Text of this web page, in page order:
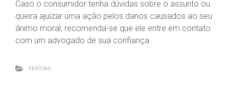
Caso o consumidor tenha dúvidas sobre o assunto ou
queira ajuizar uma ação pelos danos causados ao seu
ânimo moral, recomenda-se que ele entre em contato
com um advogado de sua confiança.
Notícias